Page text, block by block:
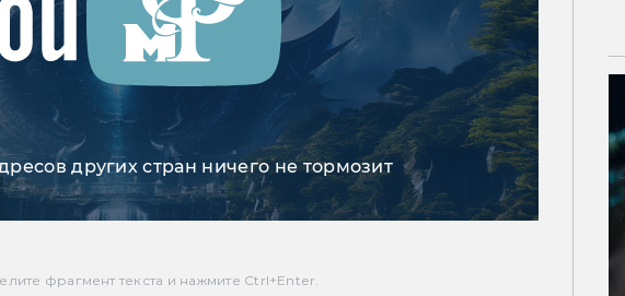
других стран ничего не тормозит
фрагмент текста и нажмите Ctrl+Enter.